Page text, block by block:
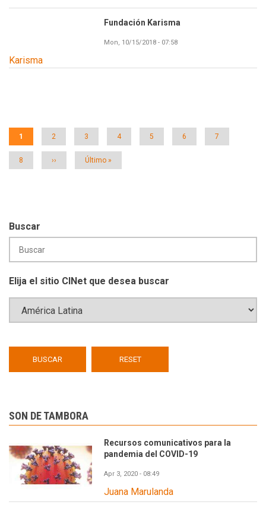
Fundación Karisma
Mon, 10/15/2018 - 07:58
Karisma
Página
actual
1 Página
2 Página
3 Página
4 Página
5 Página
6 Página
7
Página
8
Siguiente
página
››
Última
página
Último »
Buscar
Elija el sitio CINet que desea buscar
SON DE TAMBORA
Recursos comunicativos para la
pandemia del COVID-19
Apr 3, 2020 - 08:49
Juana Marulanda